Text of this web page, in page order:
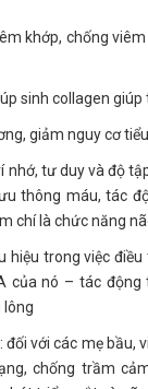
khớp, chống
sinh collagen giúp
giảm nguy cơ
tư duy và độ
thông máu, tác
chí là chức năng
hiệu trong việc
của nó – tác
lông
với các mẹ bầu,
chống trầm